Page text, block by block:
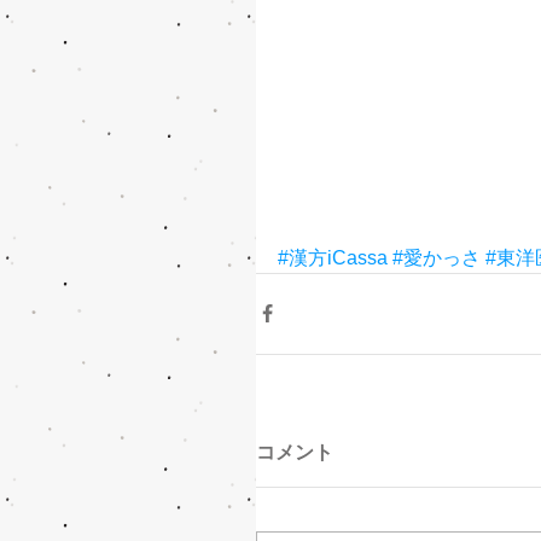
#漢方iCassa #愛かっさ #東洋
コメント